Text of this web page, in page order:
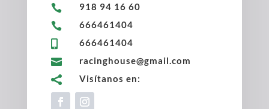

918 94 16 60

666461404

666461404

racinghouse@gmail.com

Visítanos en: